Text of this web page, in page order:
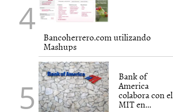
Bancoherrero.com utilizando
Mashups
Bank of
America
colabora con el
MIT en...